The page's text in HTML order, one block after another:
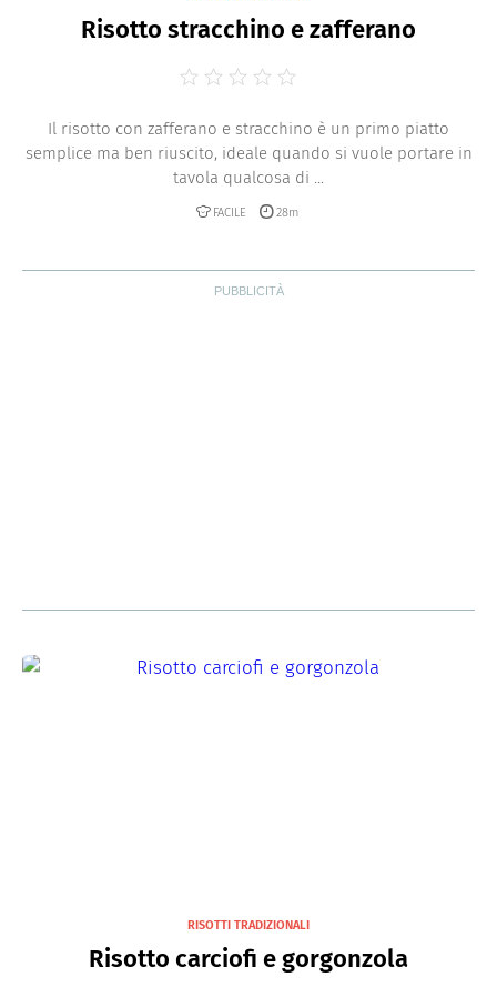
Risotto stracchino e zafferano
Il risotto con zafferano e stracchino è un primo piatto
semplice ma ben riuscito, ideale quando si vuole portare in
tavola qualcosa di ...
FACILE 28m
RISOTTI TRADIZIONALI
Risotto carciofi e gorgonzola